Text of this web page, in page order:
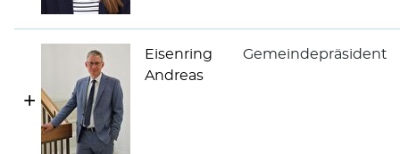
Eisenring
Andreas
Gemeindepräsident